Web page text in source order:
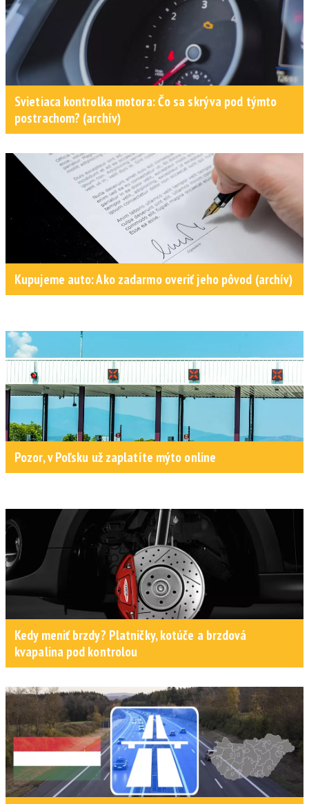
Svietiaca kontrolka motora: Čo sa skrýva pod týmto
postrachom? (archív)
Kupujeme auto: Ako zadarmo overiť jeho pôvod (archív)
Pozor, v Poľsku už zaplatíte mýto online
Kedy meniť brzdy? Platničky, kotúče a brzdová
kvapalina pod kontrolou